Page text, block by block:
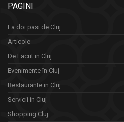
PAGINI
La doi pasi de Cluj
Articole
De Facut in Cluj
Evenimente în Cluj
Restaurante in Cluj
Servicii in Cluj
Shopping Cluj